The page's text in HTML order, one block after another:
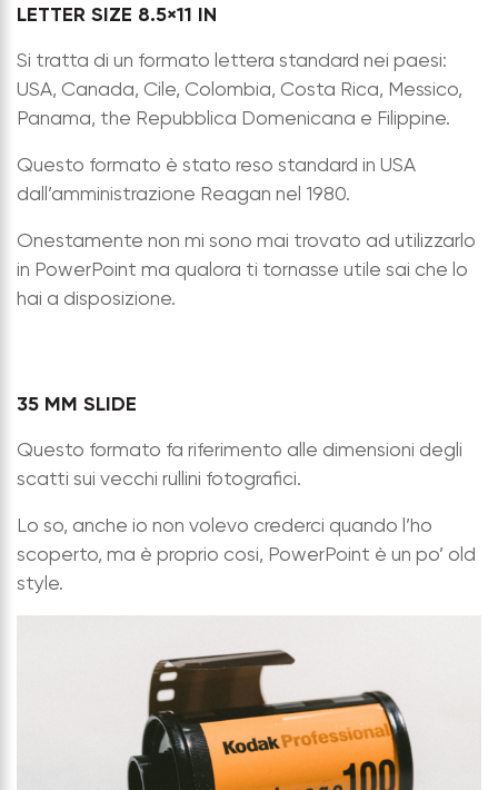
LETTER SIZE 8.5×11 IN
Si tratta di un formato lettera standard nei paesi:
USA, Canada, Cile, Colombia, Costa Rica, Messico,
Panama, the Repubblica Domenicana e Filippine.
Questo formato è stato reso standard in USA
dall’amministrazione Reagan nel 1980.
Onestamente non mi sono mai trovato ad utilizzarlo
in PowerPoint ma qualora ti tornasse utile sai che lo
hai a disposizione.
35 MM SLIDE
Questo formato fa riferimento alle dimensioni degli
scatti sui vecchi rullini fotografici.
Lo so, anche io non volevo crederci quando l’ho
scoperto, ma è proprio cosi, PowerPoint è un po’ old
style.